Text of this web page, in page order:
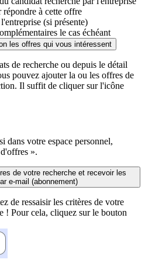
répondre à cette offre
(si présente)
le cas échéant
les offres qui vous intéressent
de recherche ou depuis le détail
pouvez ajouter la ou les offres de
Il suffit de cliquer sur l'icône
dans votre espace personnel,
».
de votre recherche et recevoir les
e-mail (abonnement)
de ressaisir les critères de votre
! Pour cela, cliquez sur le bouton